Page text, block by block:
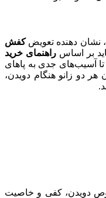
نشان دهنده تعویضکفش
بر اساس راهنمای خرید
تا آسیب‌های جدی به پا‌های
هر دو زانو هنگام دویدن،
دویدن، کفی و خاصیت